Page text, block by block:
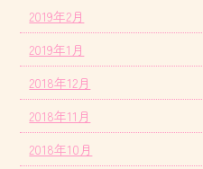
2019年2月
2019年1月
2018年12月
2018年11月
2018年10月